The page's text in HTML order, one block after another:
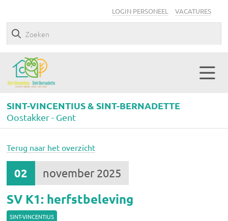
LOGIN PERSONEEL VACATURES
SINT-VINCENTIUS & SINT-BERNADETTE
Oostakker - Gent
Terug naar het overzicht
02 november 2025
SV K1: herfstbeleving
SINT-VINCENTIUS